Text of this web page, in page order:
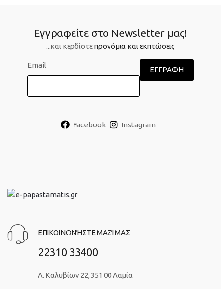
Εγγραφείτε στο Newsletter μας!
...και κερδίστεπρονόμια και εκπτώσεις
Email
Facebook Instagram
ΕΠΙΚΟΙΝΩΝΉΣΤΕ ΜΑΖΊ ΜΑΣ
22310 33400
Λ. Καλυβίων 22, 351 00 Λαμία